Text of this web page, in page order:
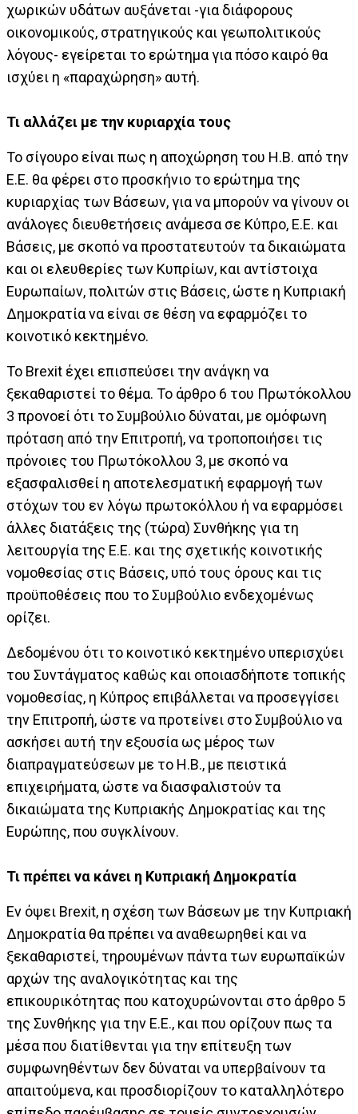
χωρικών υδάτων αυξάνεται -για διάφορους
οικονομικούς, στρατηγικούς και γεωπολιτικούς
λόγους- εγείρεται το ερώτημα για πόσο καιρό θα
ισχύει η «παραχώρηση» αυτή.
Τι αλλάζει με την κυριαρχία τους
Το σίγουρο είναι πως η αποχώρηση του Η.Β. από την
Ε.Ε. θα φέρει στο προσκήνιο το ερώτημα της
κυριαρχίας των Βάσεων, για να μπορούν να γίνουν οι
ανάλογες διευθετήσεις ανάμεσα σε Κύπρο, Ε.Ε. και
Βάσεις, με σκοπό να προστατευτούν τα δικαιώματα
και οι ελευθερίες των Κυπρίων, και αντίστοιχα
Ευρωπαίων, πολιτών στις Βάσεις, ώστε η Κυπριακή
Δημοκρατία να είναι σε θέση να εφαρμόζει το
κοινοτικό κεκτημένο.
Το Brexit έχει επισπεύσει την ανάγκη να
ξεκαθαριστεί το θέμα. Το άρθρο 6 του Πρωτόκολλου
3 προνοεί ότι το Συμβούλιο δύναται, με ομόφωνη
πρόταση από την Επιτροπή, να τροποποιήσει τις
πρόνοιες του Πρωτόκολλου 3, με σκοπό να
εξασφαλισθεί η αποτελεσματική εφαρμογή των
στόχων του εν λόγω πρωτοκόλλου ή να εφαρμόσει
άλλες διατάξεις της (τώρα) Συνθήκης για τη
λειτουργία της Ε.Ε. και της σχετικής κοινοτικής
νομοθεσίας στις Βάσεις, υπό τους όρους και τις
προϋποθέσεις που το Συμβούλιο ενδεχομένως
ορίζει.
Δεδομένου ότι το κοινοτικό κεκτημένο υπερισχύει
του Συντάγματος καθώς και οποιασδήποτε τοπικής
νομοθεσίας, η Κύπρος επιβάλλεται να προσεγγίσει
την Επιτροπή, ώστε να προτείνει στο Συμβούλιο να
ασκήσει αυτή την εξουσία ως μέρος των
διαπραγματεύσεων με το Η.Β., με πειστικά
επιχειρήματα, ώστε να διασφαλιστούν τα
δικαιώματα της Κυπριακής Δημοκρατίας και της
Ευρώπης, που συγκλίνουν.
Τι πρέπει να κάνει η Κυπριακή Δημοκρατία
Εν όψει Brexit, η σχέση των Βάσεων με την Κυπριακή
Δημοκρατία θα πρέπει να αναθεωρηθεί και να
ξεκαθαριστεί, τηρουμένων πάντα των ευρωπαϊκών
αρχών της αναλογικότητας και της
επικουρικότητας που κατοχυρώνονται στο άρθρο 5
της Συνθήκης για την Ε.Ε., και που ορίζουν πως τα
μέσα που διατίθενται για την επίτευξη των
συμφωνηθέντων δεν δύναται να υπερβαίνουν τα
απαιτούμενα, και προσδιορίζουν το καταλληλότερο